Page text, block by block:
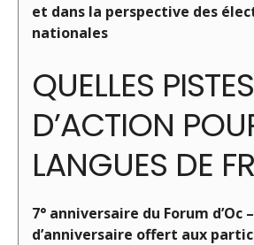
et dans la perspective des
nationales
QUELLES PISTES
D’ACTION
LANGUES DE
7° anniversaire du Forum d’Oc
d’anniversaire offert aux